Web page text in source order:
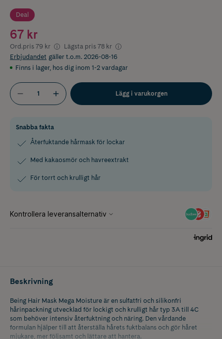
Deal
67 kr
Ord.pris 79 kr Lägsta pris 78 kr
Erbjudandet gäller t.o.m. 2026-08-16
Finns i lager, hos dig inom 1-2 vardagar
Lägg i varukorgen
Snabba fakta
Återfuktande hårmask för lockar
Med kakaosmör och havreextrakt
För torrt och krulligt hår
Beskrivning
Being Hair Mask Mega Moisture är en sulfatfri och silikonfri
hårinpackning utvecklad för lockigt och krulligt hår typ 3A till 4C
som behöver intensiv återfuktning och näring. Den vårdande
formulan hjälper till att återställa hårets fuktbalans och gör håret
mjukare, mer följsamt och lättare att hantera.